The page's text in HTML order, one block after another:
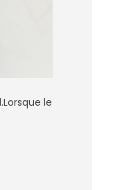
le